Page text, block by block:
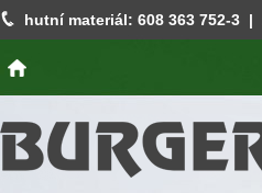
hutní materiál: 608 363 752-3 |